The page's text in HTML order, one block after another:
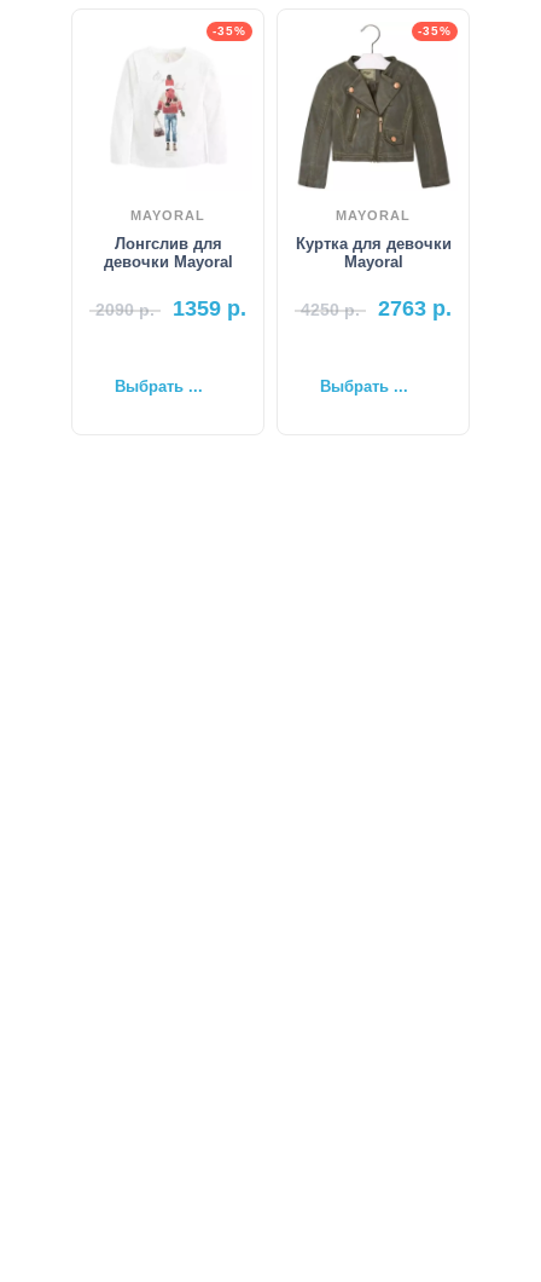
-35%
MAYORAL
Лонгслив для
девочки Mayoral
2090р. 1359 р.
Выбрать ...
-35%
MAYORAL
Куртка для девочки
Mayoral
4250р. 2763 р.
Выбрать ...